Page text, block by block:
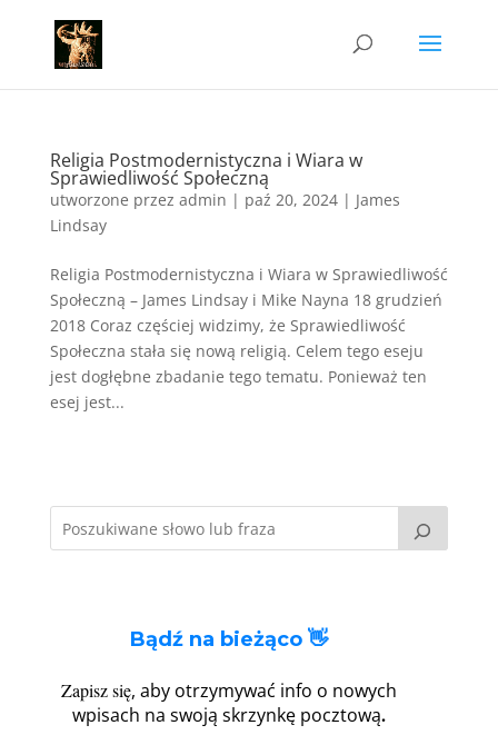
Religia Postmodernistyczna i Wiara w
Sprawiedliwość Społeczną
utworzone przez admin | paź 20, 2024| James
Lindsay
Religia Postmodernistyczna i Wiara w Sprawiedliwość
Społeczną – James Lindsay i Mike Nayna 18 grudzień
2018 Coraz częściej widzimy, że Sprawiedliwość
Społeczna stała się nową religią. Celem tego eseju
jest dogłębne zbadanie tego tematu. Ponieważ ten
esej jest...
Bądź na bieżąco 👋
Zapisz się, aby otrzymywać info o nowych
wpisach na swoją skrzynkę pocztową.